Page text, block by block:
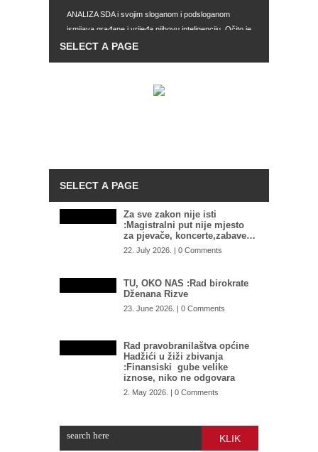
ANALIZA SDA i svojim sloganom i podsloganom
ismijava građane i vrijeđa njihovu inteligenciju. Očito je
da je to smislio Kapidžić
SEVLID HURTIĆ RASPALIO PO
Za sve zakon nije isti
:Magistralni put nije mjesto
za pjevače, koncerte,zabave…
22. July 2026. | 0 Comments
TU, OKO NAS :Rad birokrate
Dženana Rizve
23. June 2026. | 0 Comments
Rad pravobranilaštva općine
Hadžići u žiži zbivanja
:Finansiski gube velike
iznose, niko ne odgovara
2. May 2026. | 0 Comments
KLIK